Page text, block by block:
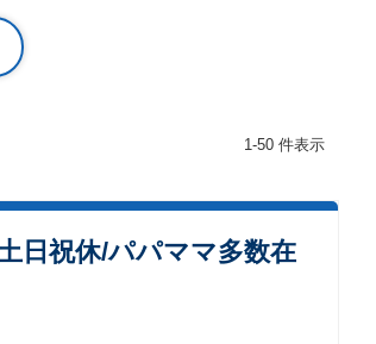
1-50 件表示
日祝休/パパママ多数在